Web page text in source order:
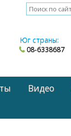
Юг страны:
08-6338687
Видео